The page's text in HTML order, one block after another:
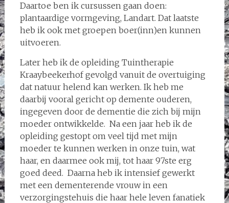
Daartoe ben ik cursussen gaan doen:
plantaardige vormgeving, Landart. Dat laatste
heb ik ook met groepen boer(inn)en kunnen
uitvoeren.
Later heb ik de opleiding Tuintherapie
Kraaybeekerhof gevolgd vanuit de overtuiging
dat natuur helend kan werken. Ik heb me
daarbij vooral gericht op demente ouderen,
ingegeven door de dementie die zich bij mijn
moeder ontwikkelde. Na een jaar heb ik de
opleiding gestopt om veel tijd met mijn
moeder te kunnen werken in onze tuin, wat
haar, en daarmee ook mij, tot haar 97ste erg
goed deed. Daarna heb ik intensief gewerkt
met een dementerende vrouw in een
verzorgingstehuis die haar hele leven fanatiek